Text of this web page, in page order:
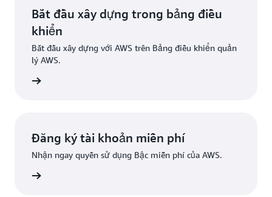
Bắt đầu xây dựng trong bảng điều
khiển
Bắt đầu xây dựng với AWS trên Bảng điều khiển quản
lý AWS.
Đăng ký tài khoản miễn phí
Nhận ngay quyền sử dụng Bậc miễn phí của AWS.